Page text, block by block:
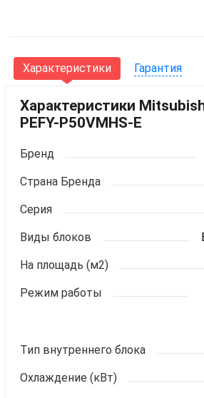
Характеристики Гарантия
Характеристики
PEFY-P50VMHS-E
Бренд
Страна Бренда
Серия
Виды блоков
На площадь (м2)
Режим работы
Тип внутреннего блока
Охлаждение (кВт)